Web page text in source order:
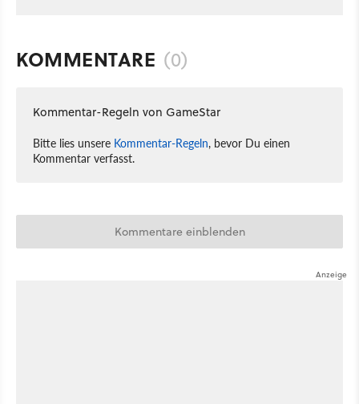
KOMMENTARE (0)
Kommentar-Regeln von GameStar
Bitte lies unsere Kommentar-Regeln, bevor Du einen
Kommentar verfasst.
Kommentare einblenden